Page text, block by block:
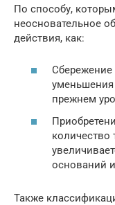
По способу,
неосновательное
действия, как:
Сбережение
уменьшения
прежнем
количество
оснований
Также